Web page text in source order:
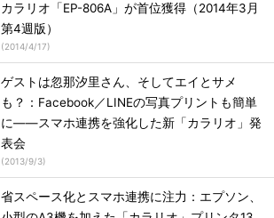
カラリオ「EP-806A」が首位獲得（2014年3月
第4週版）
(2014/4/17)
ゲストは忽那汐里さん、そしてエイとサメ
も？：Facebook／LINEの写真プリントも簡単
に――スマホ連携を強化した新「カラリオ」発
表会
(2013/9/3)
省スペース化とスマホ連携に注力：エプソン、